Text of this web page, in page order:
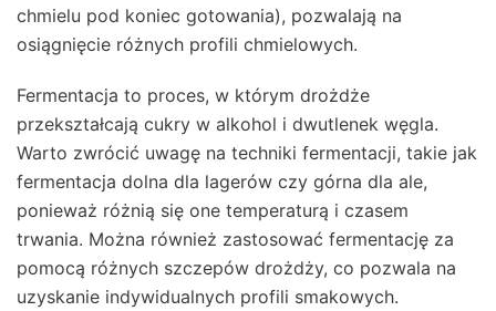
chmielu pod koniec gotowania), pozwalają na
osiągnięcie różnych profili chmielowych.
Fermentacja to proces, w którym drożdże
przekształcają cukry w alkohol i dwutlenek węgla.
Warto zwrócić uwagę na techniki fermentacji, takie jak
fermentacja dolna dla lagerów czy górna dla ale,
ponieważ różnią się one temperaturą i czasem
trwania. Można również zastosować fermentację za
pomocą różnych szczepów drożdży, co pozwala na
uzyskanie indywidualnych profili smakowych.